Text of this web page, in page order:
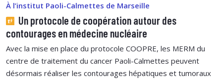
À l’institut Paoli-Calmettes de Marseille
Un protocole de coopération autour des
contourages en médecine nucléaire
Avec la mise en place du protocole COOPRE, les MERM du
centre de traitement du cancer Paoli-Calmettes peuvent
désormais réaliser les contourages hépatiques et tumoraux